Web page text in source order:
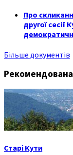
Про
другої сесії
Більше документів
Рекомендована
Старі Кути